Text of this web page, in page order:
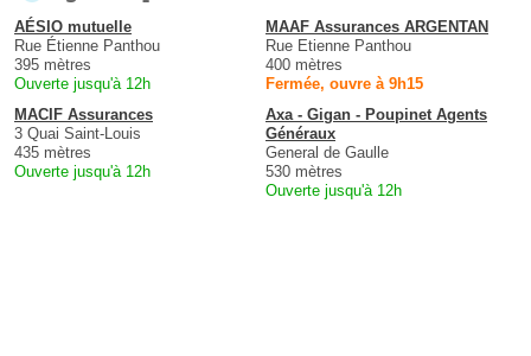
AÉSIO mutuelle
Rue Étienne Panthou
395 mètres
Ouverte jusqu'à 12h
MAAF Assurances ARGENTAN
Rue Etienne Panthou
400 mètres
Fermée, ouvre à 9h15
MACIF Assurances
3 Quai Saint-Louis
435 mètres
Ouverte jusqu'à 12h
Axa - Gigan - Poupinet Agents
Généraux
General de Gaulle
530 mètres
Ouverte jusqu'à 12h